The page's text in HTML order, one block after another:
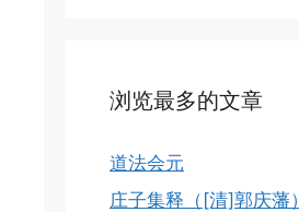
浏览最多的文章
道法会元
庄子集释（[清]郭庆藩）